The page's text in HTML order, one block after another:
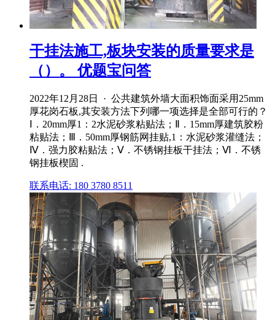
干挂法施工,板块安装的质量要求是
（）。 优题宝问答
2022年12月28日 · 公共建筑外墙大面积饰面采用25mm
厚花岗石板,其安装方法下列哪一项选择是全部可行的？
Ⅰ．20mm厚1：2水泥砂浆粘贴法；Ⅱ．15mm厚建筑胶粉
粘贴法；Ⅲ．50mm厚钢筋网挂贴,1：水泥砂浆灌缝法；
Ⅳ．强力胶粘贴法；Ⅴ．不锈钢挂板干挂法；Ⅵ．不锈
钢挂板楔固 .
联系电话: 180 3780 8511